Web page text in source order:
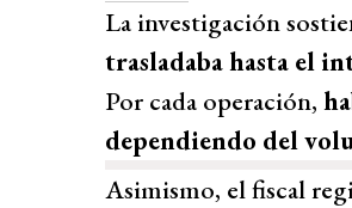
La investigación
trasladaba hasta el
Por cada operación,
dependiendo del
Asimismo, el fiscal